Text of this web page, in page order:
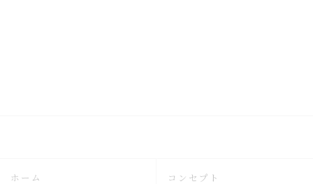
ホーム コンセプト